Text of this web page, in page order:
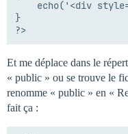
}
Et me déplace dans le
« public » ou se trouve le
renomme « public » en «
fait ça :